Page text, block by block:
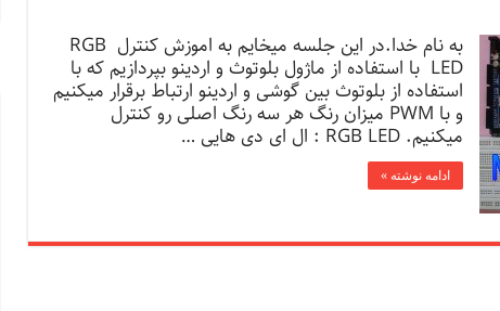
به نام خدا.در این جلسه میخایم به اموزش کنترل RGB
LED با استفاده از ماژول بلوتوث و اردینو بپردازیم که با
استفاده از بلوتوث بین گوشی و اردینو ارتباط برقرار میکنیم
و با PWM میزان رنگ هر سه رنگ اصلی رو کنترل
میکنیم. RGB LED : ال ای دی هایی …
ادامه نوشته »